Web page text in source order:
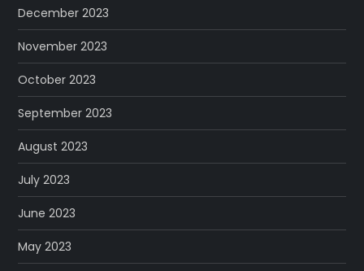
December 2023
November 2023
October 2023
September 2023
August 2023
July 2023
June 2023
May 2023